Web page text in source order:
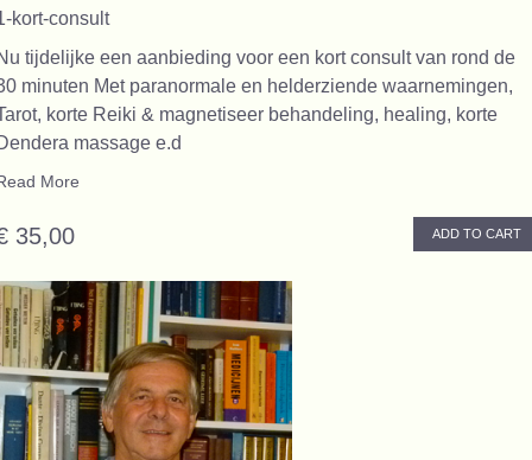
kort-consult
tijdelijke een aanbieding voor een kort consult van rond de
minuten Met paranormale en helderziende waarnemingen,
korte Reiki & magnetiseer behandeling, healing, korte
massage e.d
More
35,00 ADD TO CART